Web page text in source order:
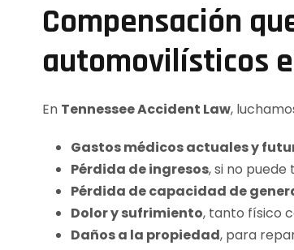
Compensación
automovilísticos
En Tennessee Accident Law,
Gastos médicos actuales y
Pérdida de ingresos, si no
Pérdida de capacidad de
Dolor y sufrimiento, tanto físico
Daños a la propiedad, para